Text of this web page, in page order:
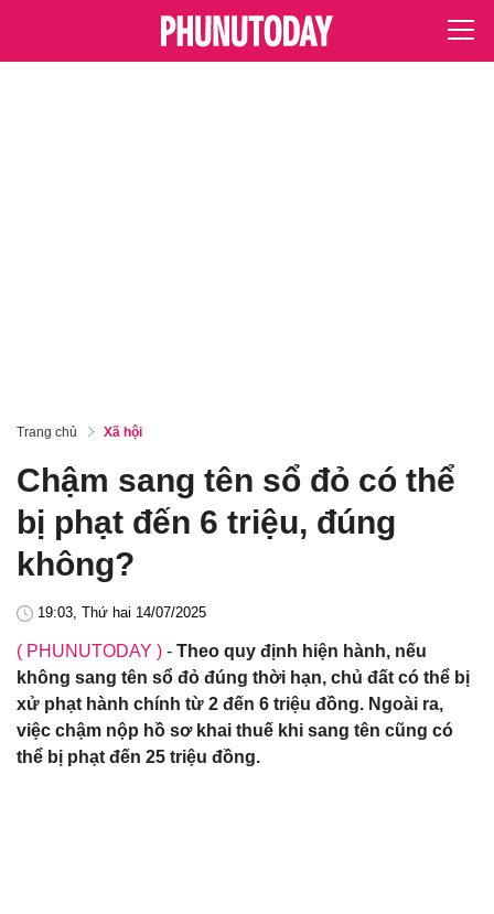
Trang chủ Xã hội
Chậm sang tên sổ đỏ có thể
bị phạt đến 6 triệu, đúng
không?
19:03, Thứ hai 14/07/2025
( PHUNUTODAY ) - Theo quy định hiện hành, nếu
không sang tên sổ đỏ đúng thời hạn, chủ đất có thể bị
xử phạt hành chính từ 2 đến 6 triệu đồng. Ngoài ra,
việc chậm nộp hồ sơ khai thuế khi sang tên cũng có
thể bị phạt đến 25 triệu đồng.